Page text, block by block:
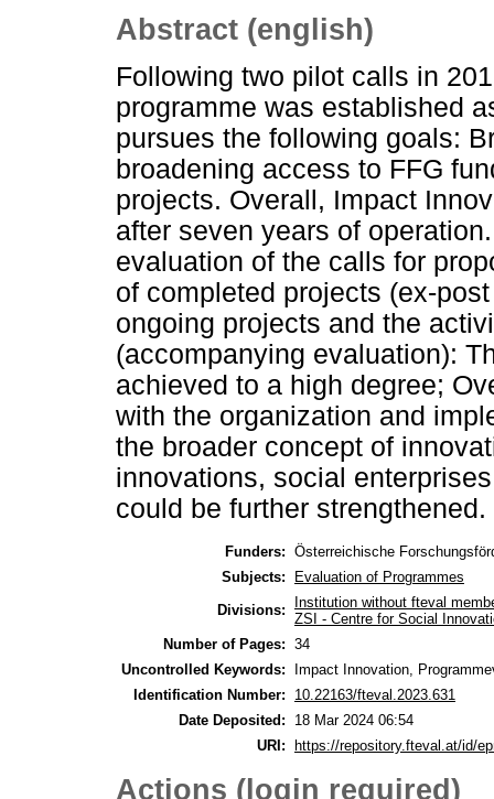
Abstract (english)
Following two pilot calls in
programme was established
pursues the following goals:
broadening access to FFG
projects. Overall, Impact
after seven years of
evaluation of the calls for
of completed projects (ex-
ongoing projects and the
(accompanying evaluation):
achieved to a high degree;
with the organization and
the broader concept of
innovations, social
could be further strengthened.
Funders: Österreichische
Subjects:
Evaluation of Programmes
Divisions:
Institution without fteval
ZSI - Centre for Social
Number of Pages: 34
Uncontrolled Keywords:
Impact Innovation,
Identification Number:
10.22163/fteval.2023.631
Date Deposited:
18 Mar 2024 06:54
URI:
https://repository.fteval.at/id/
Actions (login required)